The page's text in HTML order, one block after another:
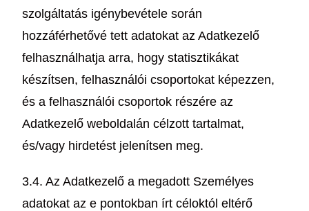
szolgáltatás igénybevétele során
hozzáférhetővé tett adatokat az Adatkezelő
felhasználhatja arra, hogy statisztikákat
készítsen, felhasználói csoportokat képezzen,
és a felhasználói csoportok részére az
Adatkezelő weboldalán célzott tartalmat,
és/vagy hirdetést jelenítsen meg.
3.4. Az Adatkezelő a megadott Személyes
adatokat az e pontokban írt céloktól eltérő